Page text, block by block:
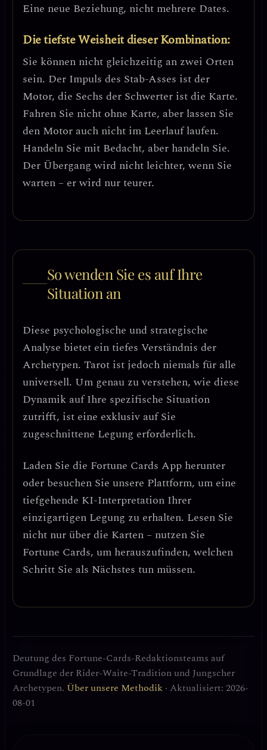
Eine neue Beziehung, nicht mehrere Dates.
Die tiefste Weisheit dieser Kombination:
Sie können nicht gleichzeitig an zwei Orten
sein. Der Impuls des Stab-Asses ist der
Motor, die Sechs der Schwerter ist die Karte.
Fahren Sie nicht ohne Karte, aber lassen Sie
den Motor auch nicht im Leerlauf laufen.
Handeln Sie mit Bedacht, aber handeln Sie.
Der Übergang wird nicht leichter, wenn Sie
warten – er wird nur teurer.
So wenden Sie es auf Ihre
Situation an
Diese psychologische und strategische
Analyse bietet ein tiefes Verständnis der
Archetypen. Tarot ist jedoch niemals für alle
universell. Um genau zu verstehen, wie diese
Dynamik auf Ihre spezifische Situation
zutrifft, ist eine exklusiv auf Sie
zugeschnittene Legung erforderlich.
Laden Sie die Fortune Cards App herunter
oder besuchen Sie unsere Plattform, um eine
tiefgehende KI-Interpretation Ihrer
einzigartigen Legung zu erhalten. Lesen Sie
nicht nur über die Karten – nutzen Sie
Fortune Cards, um herauszufinden, welchen
Schritt Sie als Nächstes tun müssen.
Deutung des Fortune-Cards-Redaktionsteams auf
Grundlage der Rider-Waite-Tradition und Jungscher
Archetypen. Über unsere Methodik · Aktualisiert: 2026-
08-01